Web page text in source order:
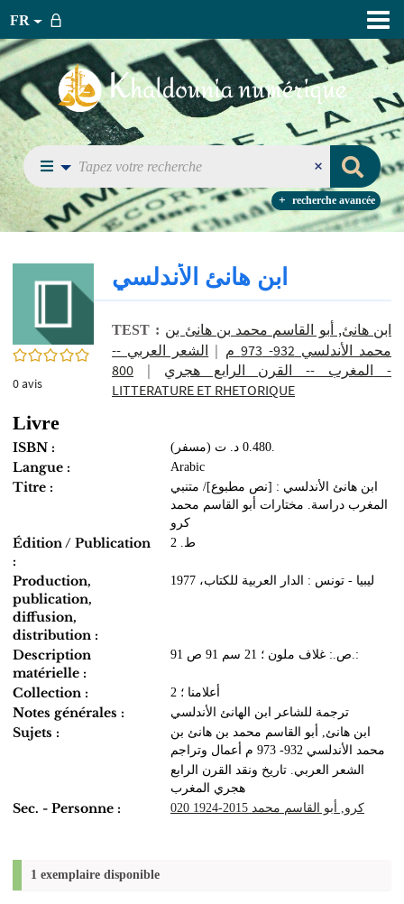
FR
recherche avancée
0/5
0avis
ابن هانئ الأندلسي
TEST : ابن هانئ, أبو القاسم محمد بن هانئ بن
محمد الأندلسي 932- 973 م
| الشعر العربي --
المغرب -- القرن الرابع هجري |
800 -
LITTERATURE ET RHETORIQUE
Livre
ISBN : (مسفر) 0.480 د. ت.
Langue : Arabic
Titre :
ابن هانئ الأندلسي : [نص مطبوع]/ متنبي
المغرب دراسة. مختارات أبو القاسم محمد
كرو
Édition / Publication
:
ط. 2
Production,
publication,
diffusion,
distribution :
ليبيا - تونس : الدار العربية للكتاب، 1977
Description
matérielle :
91 ص.: غلاف ملون ؛ 21 سم 91 ص.:
Collection : أعلامنا ؛ 2
Notes générales : ترجمة للشاعر ابن الهانئ الأندلسي
Sujets :
ابن هانئ, أبو القاسم محمد بن هانئ بن
محمد الأندلسي 932- 973 م أعمال وتراجم
الشعر العربي. تاريخ ونقد القرن الرابع
هجري المغرب
Sec. - Personne : كرو, أبو القاسم محمد 2015-1924 020
1 exemplaire disponible